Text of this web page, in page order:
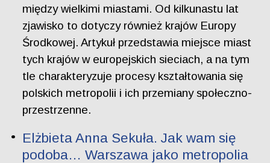
między wielkimi miastami. Od kilkunastu lat
zjawisko to dotyczy również krajów Europy
Środkowej. Artykuł przedstawia miejsce miast
tych krajów w europejskich sieciach, a na tym
tle charakteryzuje procesy kształtowania się
polskich metropolii i ich przemiany społeczno-
przestrzenne.
Elżbieta Anna Sekuła. Jak wam się
podoba… Warszawa jako metropolia